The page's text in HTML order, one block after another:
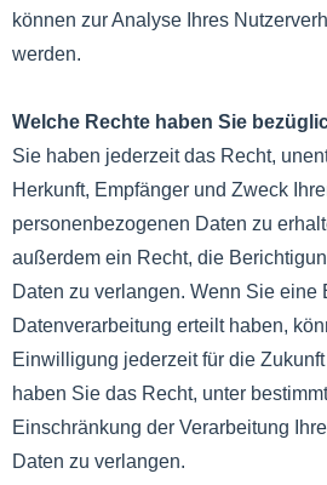
können zur Analyse Ihres
werden.
Welche Rechte haben Sie
Sie haben jederzeit das Recht,
Herkunft, Empfänger und Zweck
personenbezogenen Daten zu
außerdem ein Recht, die
Daten zu verlangen. Wenn Sie eine
Datenverarbeitung erteilt haben,
Einwilligung jederzeit für die
haben Sie das Recht, unter
Einschränkung der Verarbeitung
Daten zu verlangen.